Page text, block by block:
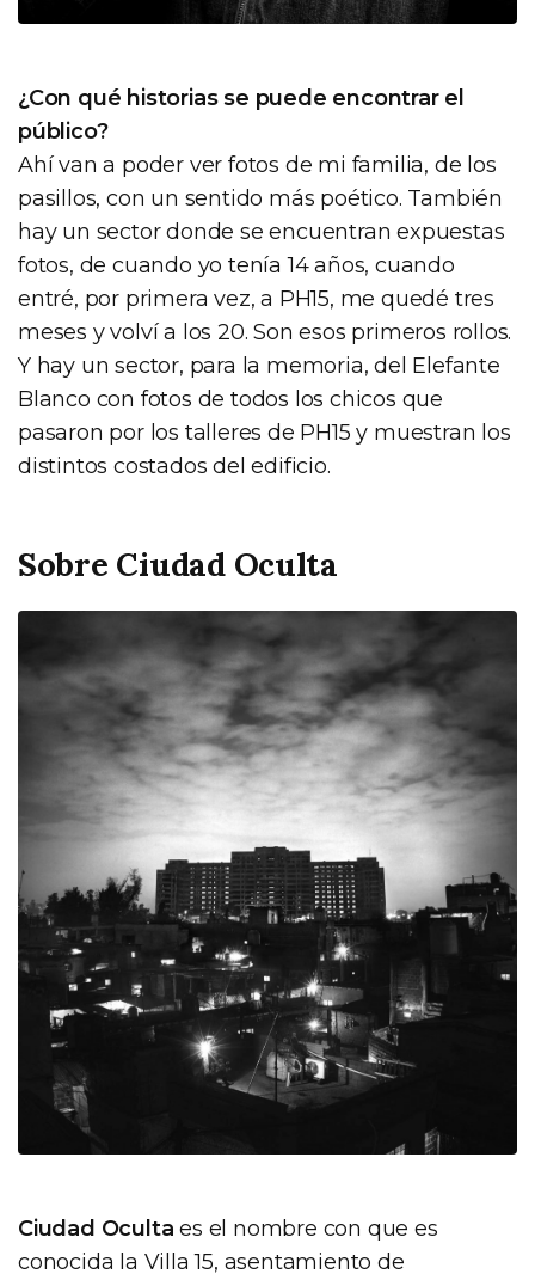
¿Con qué historias se puede encontrar el
público?
Ahí van a poder ver fotos de mi familia, de los
pasillos, con un sentido más poético. También
hay un sector donde se encuentran expuestas
fotos, de cuando yo tenía 14 años, cuando
entré, por primera vez, a PH15, me quedé tres
meses y volví a los 20. Son esos primeros rollos.
Y hay un sector, para la memoria, del Elefante
Blanco con fotos de todos los chicos que
pasaron por los talleres de PH15 y muestran los
distintos costados del edificio.
Sobre Ciudad Oculta
Ciudad Oculta es el nombre con que es
conocida la Villa 15, asentamiento de